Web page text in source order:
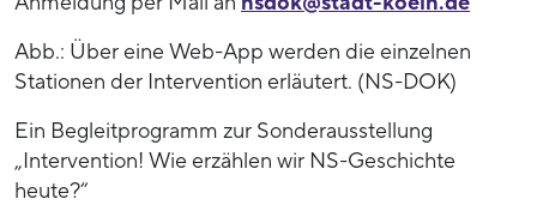
Abb.: Über eine Web-App werden die einzelnen
Stationen der Intervention erläutert. (NS-DOK)
Ein Begleitprogramm zur Sonderausstellung
„Intervention! Wie erzählen wir NS-Geschichte
heute?“